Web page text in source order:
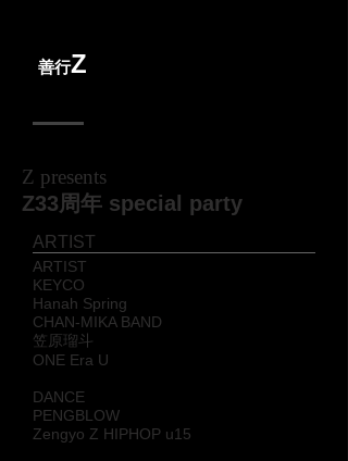
Z presents
Z33周年 special party
ARTIST
ARTIST
KEYCO
Hanah Spring
CHAN-MIKA BAND
笠原瑠斗
ONE Era U
DANCE
PENGBLOW
Zengyo Z HIPHOP u15
善行Z